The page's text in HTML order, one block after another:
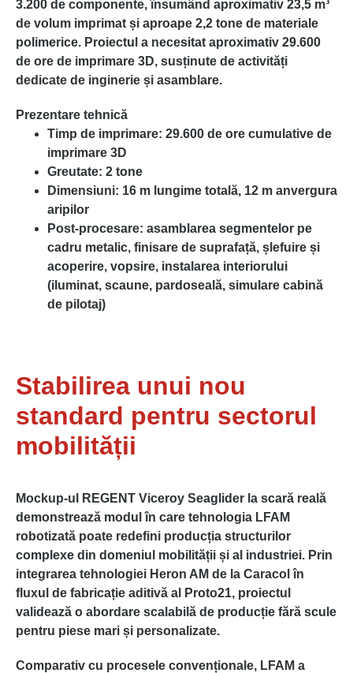
3.200 de componente, însumând aproximativ 23,5 m³
de volum imprimat și aproape 2,2 tone de materiale
polimerice. Proiectul a necesitat aproximativ 29.600
de ore de imprimare 3D, susținute de activități
dedicate de inginerie și asamblare.
Prezentare tehnică
Timp de imprimare: 29.600 de ore cumulative de
imprimare 3D
Greutate: 2 tone
Dimensiuni: 16 m lungime totală, 12 m anvergura
aripilor
Post-procesare: asamblarea segmentelor pe
cadru metalic, finisare de suprafață, șlefuire și
acoperire, vopsire, instalarea interiorului
(iluminat, scaune, pardoseală, simulare cabină
de pilotaj)
Stabilirea unui nou
standard pentru sectorul
mobilității
Mockup-ul REGENT Viceroy Seaglider la scară reală
demonstrează modul în care tehnologia LFAM
robotizată poate redefini producția structurilor
complexe din domeniul mobilității și al industriei. Prin
integrarea tehnologiei Heron AM de la Caracol în
fluxul de fabricație aditivă al Proto21, proiectul
validează o abordare scalabilă de producție fără scule
pentru piese mari și personalizate.
Comparativ cu procesele convenționale, LFAM a